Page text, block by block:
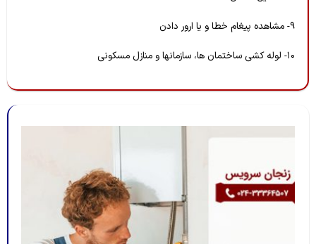
۹- مشاهده پیغام خطا و یا ارور دادن
۱۰- لوله کشی ساختمان ها، سازمانها و منازل مسکونی